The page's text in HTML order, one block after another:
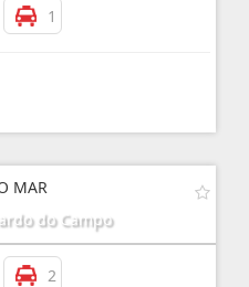
1
MAR
do Campo
2